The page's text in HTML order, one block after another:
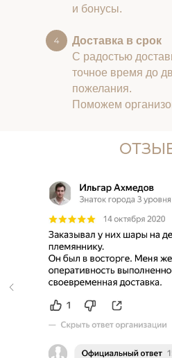
и бонусы.
Доставка в срок
С радостью
точное время до
пожелания.
Поможем